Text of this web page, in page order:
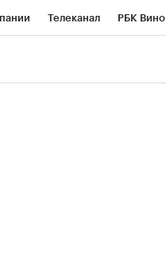
Телеканал РБК Вино